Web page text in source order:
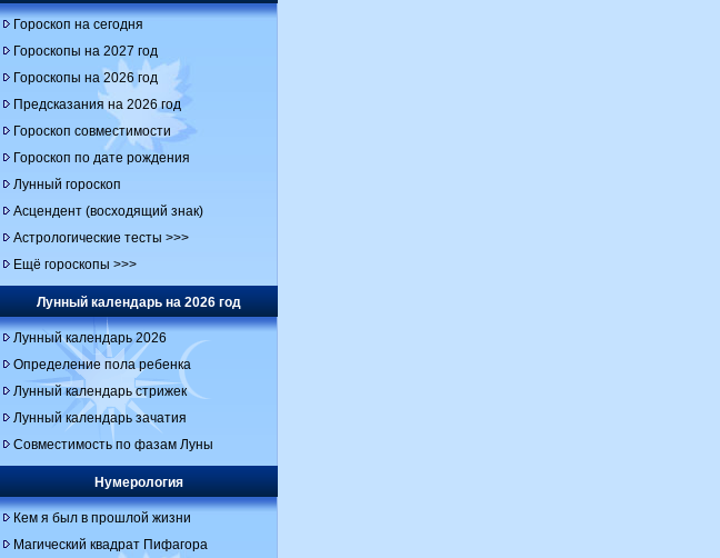
Гороскоп на сегодня
Гороскопы на 2027 год
Гороскопы на 2026 год
Предсказания на 2026 год
Гороскоп совместимости
Гороскоп по дате рождения
Лунный гороскоп
Асцендент (восходящий знак)
Астрологические тесты >>>
Ещё гороскопы >>>
Лунный календарь на 2026 год
Лунный календарь 2026
Определение пола ребенка
Лунный календарь стрижек
Лунный календарь зачатия
Совместимость по фазам Луны
Нумерология
Кем я был в прошлой жизни
Магический квадрат Пифагора